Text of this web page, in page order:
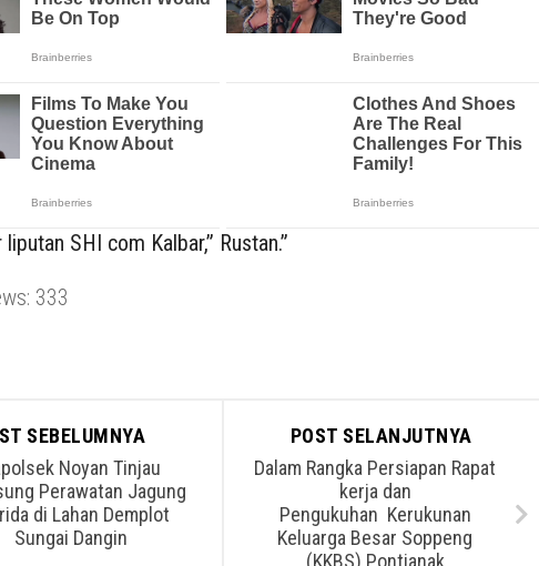
SHI com Kalbar,” Rustan.”
333
POST SELANJUTNYA
Dalam Rangka Persiapan Rapat
kerja dan
Pengukuhan Kerukunan
Keluarga Besar Soppeng
(KKBS) Pontianak
SEBELUMNYA
Noyan Tinjau
Perawatan Jagung
di Lahan Demplot
Sungai Dangin